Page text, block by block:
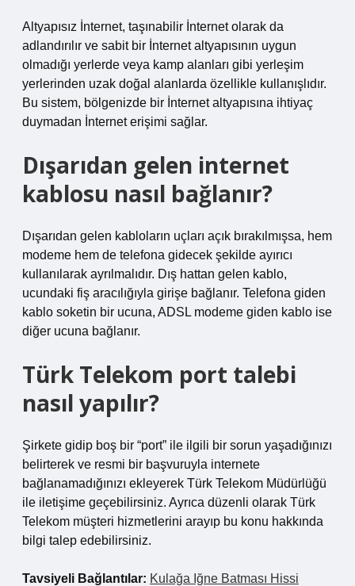
Altyapısız İnternet, taşınabilir İnternet olarak da
adlandırılır ve sabit bir İnternet altyapısının uygun
olmadığı yerlerde veya kamp alanları gibi yerleşim
yerlerinden uzak doğal alanlarda özellikle kullanışlıdır.
Bu sistem, bölgenizde bir İnternet altyapısına ihtiyaç
duymadan İnternet erişimi sağlar.
Dışarıdan gelen internet
kablosu nasıl bağlanır?
Dışarıdan gelen kabloların uçları açık bırakılmışsa, hem
modeme hem de telefona gidecek şekilde ayırıcı
kullanılarak ayrılmalıdır. Dış hattan gelen kablo,
ucundaki fiş aracılığıyla girişe bağlanır. Telefona giden
kablo soketin bir ucuna, ADSL modeme giden kablo ise
diğer ucuna bağlanır.
Türk Telekom port talebi
nasıl yapılır?
Şirkete gidip boş bir “port” ile ilgili bir sorun yaşadığınızı
belirterek ve resmi bir başvuruyla internete
bağlanamadığınızı ekleyerek Türk Telekom Müdürlüğü
ile iletişime geçebilirsiniz. Ayrıca düzenli olarak Türk
Telekom müşteri hizmetlerini arayıp bu konu hakkında
bilgi talep edebilirsiniz.
Tavsiyeli Bağlantılar: Kulağa Iğne Batması Hissi